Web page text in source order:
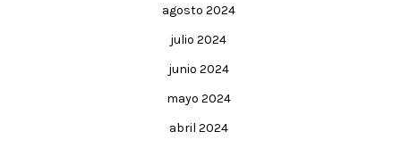
agosto 2024
julio 2024
junio 2024
mayo 2024
abril 2024